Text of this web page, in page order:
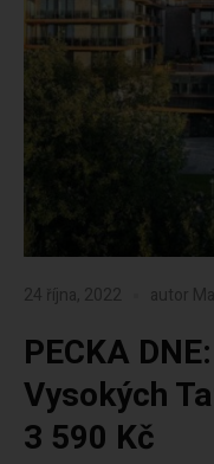
24 října, 2022 autor
PECKA
Vysokých
3 590 Kč